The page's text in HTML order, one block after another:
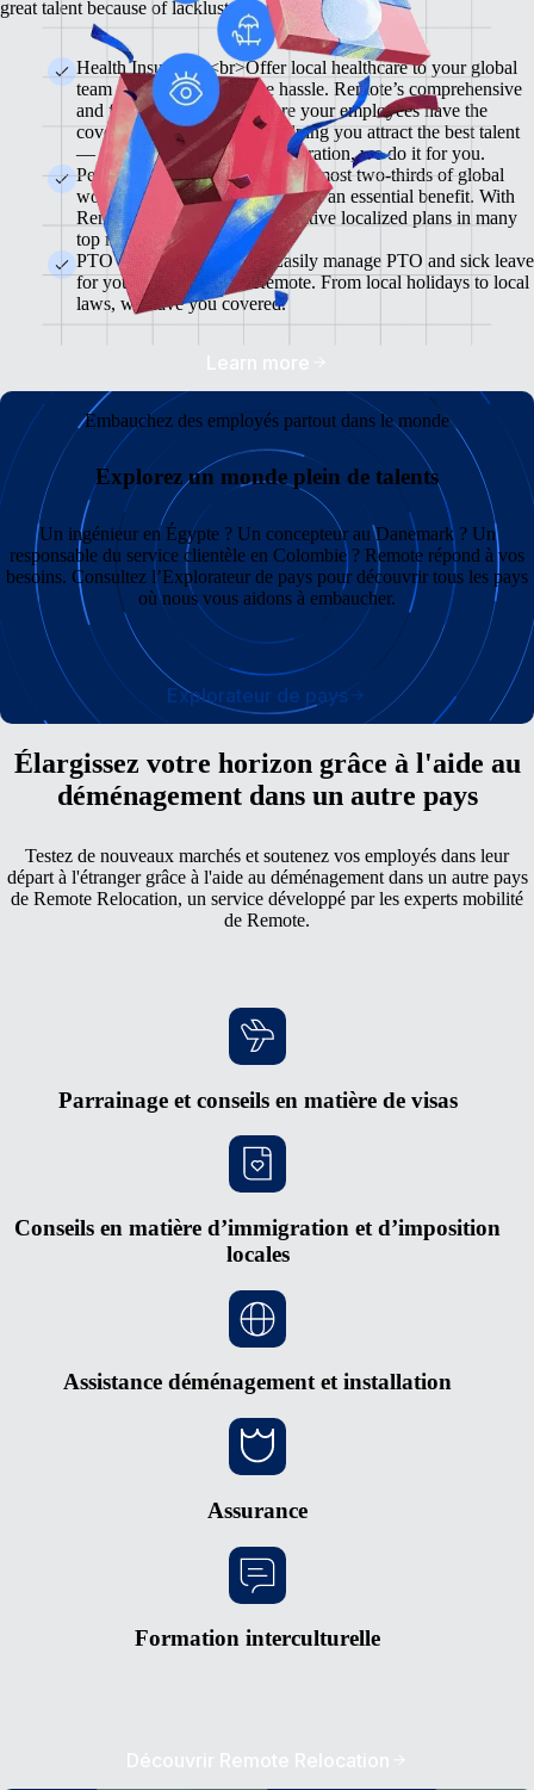
great talent because of lackluster benefits.
Health Insurance <br>Offer local healthcare to your global
team members without the hassle. Remote’s comprehensive
and flexible plans will ensure your employees have the
coverage they need while helping you attract the best talent
— from enrollment to administration, we do it for you.
Pension & 401(K) Plans<br>Almost two-thirds of global
workers view retirement plans as an essential benefit. With
Remote, you can offer competitive localized plans in many
top markets.
PTO and Sick Leave<br>Easily manage PTO and sick leave
for your global team in Remote. From local holidays to local
laws, we have you covered.
Learn more
Embauchez des employés partout dans le monde
Explorez un monde plein de talents
Un ingénieur en Égypte ? Un concepteur au Danemark ? Un
responsable du service clientèle en Colombie ? Remote répond à vos
besoins. Consultez l’Explorateur de pays pour découvrir tous les pays
où nous vous aidons à embaucher.
Explorateur de pays
Élargissez votre horizon grâce à l'aide au
déménagement dans un autre pays
Testez de nouveaux marchés et soutenez vos employés dans leur
départ à l'étranger grâce à l'aide au déménagement dans un autre pays
de Remote Relocation, un service développé par les experts mobilité
de Remote.
Parrainage et conseils en matière de visas
Conseils en matière d’immigration et d’imposition
locales
Assistance déménagement et installation
Assurance
Formation interculturelle
Découvrir Remote Relocation